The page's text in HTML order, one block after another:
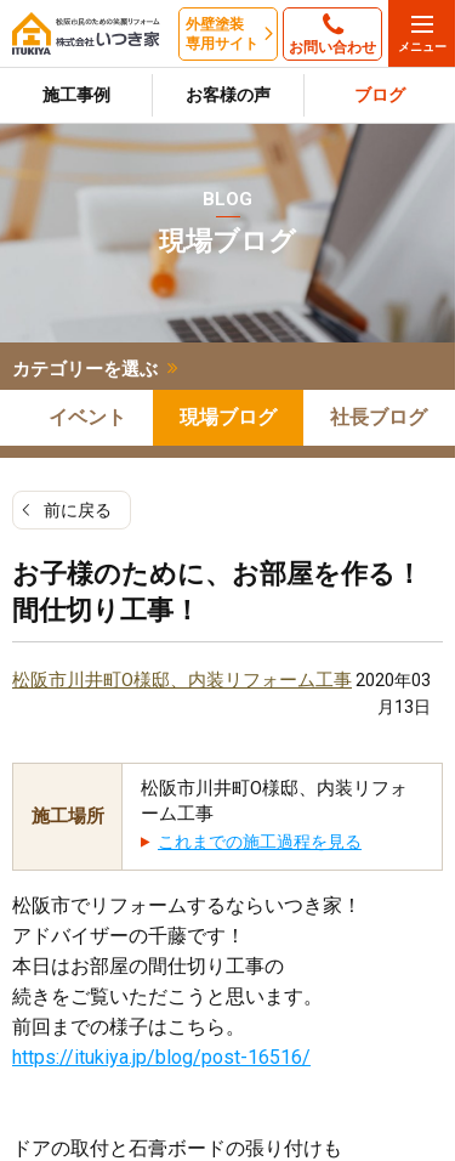
外壁塗装
専用サイト
お問い合わせ
施工事例 お客様の声 ブログ
BLOG
現場ブログ
カテゴリーを選ぶ
イベント 現場ブログ 社長ブログ
前に戻る
お子様のために、お部屋を作る！
間仕切り工事！
松阪市川井町O様邸、内装リフォーム工事2020年03
月13日
施工場所
松阪市川井町O様邸、内装リフォ
ーム工事
これまでの施工過程を見る
松阪市でリフォームするならいつき家！
アドバイザーの千藤です！
本日はお部屋の間仕切り工事の
続きをご覧いただこうと思います。
前回までの様子はこちら。
https://itukiya.jp/blog/post-16516/
ドアの取付と石膏ボードの張り付けも